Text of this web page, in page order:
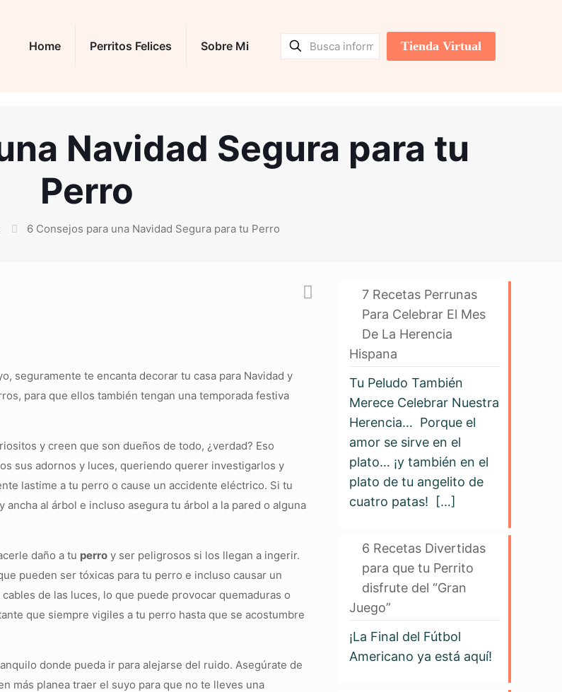
Home Perritos Felices Sobre Mi Tienda Virtual
Navidad Segura para tu
Perro
6 Consejos para una Navidad Segura para tu Perro
seguramente te encanta decorar tu casa para Navidad y
para que ellos también tengan una temporada festiva
y creen que son dueños de todo, ¿verdad? Eso
sus adornos y luces, queriendo querer investigarlos y
lastime a tu perro o cause un accidente eléctrico. Si tu
al árbol e incluso asegura tu árbol a la pared o alguna
daño a tu perro y ser peligrosos si los llegan a ingerir.
pueden ser tóxicas para tu perro e incluso causar un
de las luces, lo que puede provocar quemaduras o
que siempre vigiles a tu perro hasta que se acostumbre
donde pueda ir para alejarse del ruido. Asegúrate de
más planea traer el suyo para que no te lleves una
7 Recetas Perrunas
Para Celebrar El Mes
De La Herencia
Hispana
Tu Peludo También
Merece Celebrar Nuestra
Herencia… Porque el
amor se sirve en el
plato… ¡y también en el
plato de tu angelito de
cuatro patas!
[…]
6 Recetas Divertidas
para que tu Perrito
disfrute del “Gran
Juego”
¡La Final del Fútbol
Americano ya está aquí!